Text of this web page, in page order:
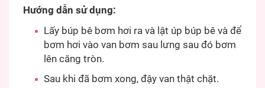
Hướng dẫn sử dụng:
Lấy búp bê bơm hơi ra và lật úp búp bê và để
bơm hơi vào van bơm sau lưng sau đó bơm
lên căng tròn.
Sau khi đã bơm xong, đậy van thật chặt.